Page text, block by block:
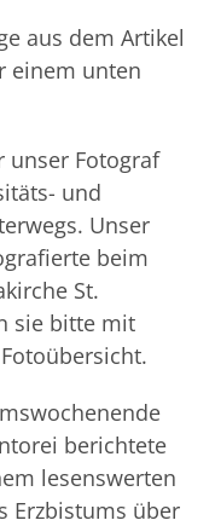
aus dem Artikel
einem unten
unser Fotograf
und
Unser
beim
St.
sie bitte mit
berichtete
lesenswerten
Erzbistums über